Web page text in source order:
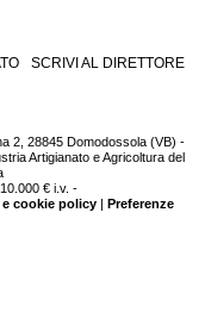
SCRIVI AL DIRETTORE
2, 28845 Domodossola (VB) -
Artigianato e Agricoltura del
€ i.v. -
e cookie policy| Preferenze